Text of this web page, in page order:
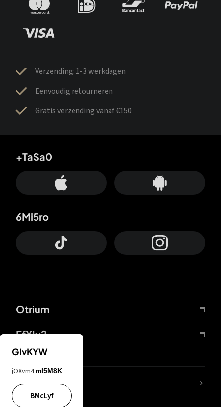
Verzending: 1-3 werkdagen
Eenvoudig retourneren
Gratis verzending vanaf €150
Otrium
FfYIy2
+TaSa0
6Mi5ro
ZbBJcb
GIvKYW
jOXvm4 mI5M8K
BMcLyf